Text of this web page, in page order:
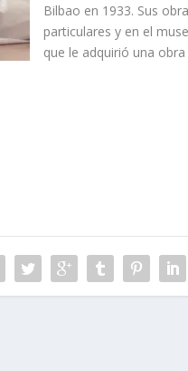
Bilbao en 1933. Sus
particulares y en el
que le adquirió una obra